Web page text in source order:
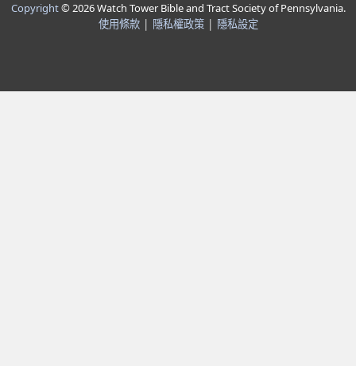
Copyright© 2026 Watch Tower Bible and Tract Society of Pennsylvania.
使用條款| 隱私權政策| 隱私設定